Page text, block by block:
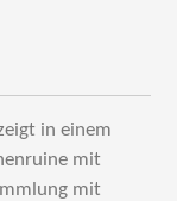
in einem
mit
mit